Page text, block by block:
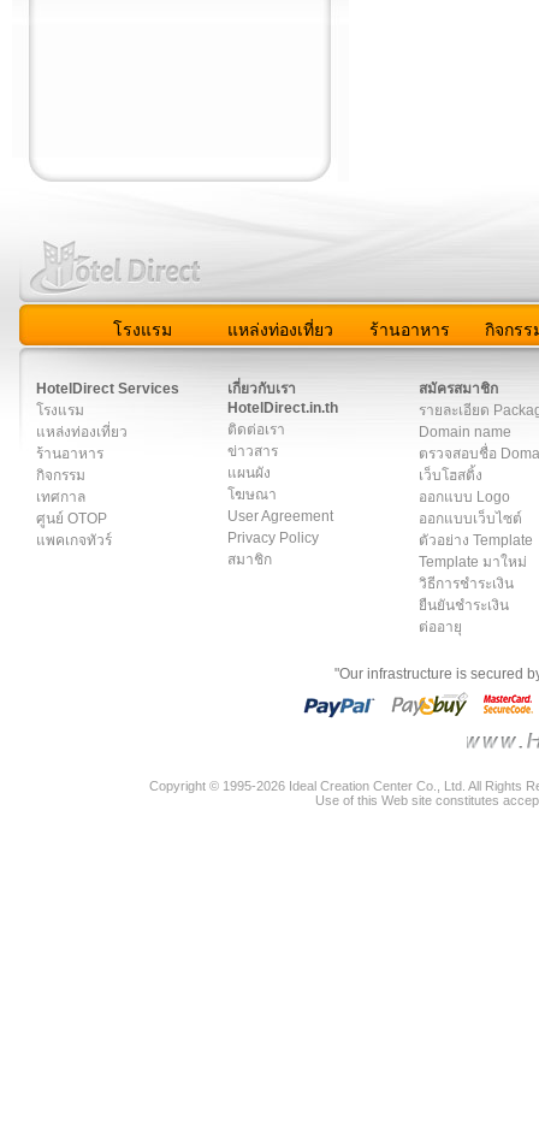
โรงแรม แหล่งท่องเที่ยว ร้านอาหาร กิจกรร
HotelDirect Services
โรงแรม
แหล่งท่องเที่ยว
ร้านอาหาร
กิจกรรม
เทศกาล
ศูนย์ OTOP
แพคเกจทัวร์
เกี่ยวกับเรา
HotelDirect.in.th
ติดต่อเรา
ข่าวสาร
แผนผัง
โฆษณา
User Agreement
Privacy Policy
สมาชิก
สมัครสมาชิก
รายละเอียด
Domain name
ตรวจสอบชื่อ
เว็บโฮสติ้ง
ออกแบบ Logo
ออกแบบเว็บไซต์
ตัวอย่าง Template
Template มาใหม่
วิธีการชำระเงิน
ยืนยันชำระเงิน
ต่ออายุ
"Our infrastructure is secured
Copyright © 1995-2026 Ideal Creation Center Co., Ltd. All Rights
Use of this Web site constitutes